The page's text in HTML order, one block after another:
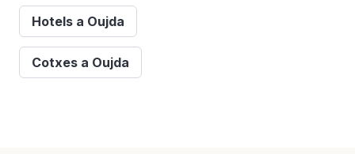
Hotels a Oujda
Cotxes a Oujda